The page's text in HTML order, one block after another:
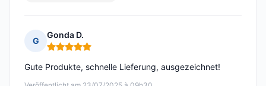
G
Gonda D.
Hinweis: 5 von 5
Gute Produkte, schnelle Lieferung, ausgezeichnet!